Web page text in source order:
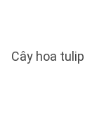
Cây hoa